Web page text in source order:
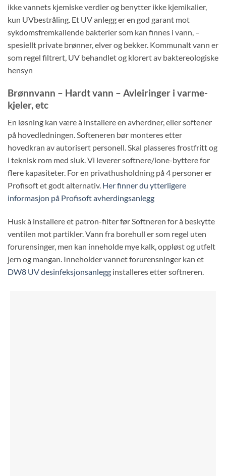
ikke vannets kjemiske verdier og benytter ikke kjemikalier,
kun UVbestråling. Et UV anlegg er en god garant mot
sykdomsfremkallende bakterier som kan finnes i vann, –
spesiellt private brønner, elver og bekker. Kommunalt vann er
som regel filtrert, UV behandlet og klorert av baktereologiske
hensyn
Brønnvann – Hardt vann – Avleiringer i varme-
kjeler, etc
En løsning kan være å installere en avherdner, eller softener
på hovedledningen. Softeneren bør monteres etter
hovedkran av autorisert personell. Skal plasseres frostfritt og
i teknisk rom med sluk. Vi leverer softnere/ione-byttere for
flere kapasiteter. For en privathusholdning på 4 personer er
Profisoft et godt alternativ. Her finner du ytterligere
informasjon på Profisoft avherdingsanlegg
Husk å installere et patron-filter før Softneren for å beskytte
ventilen mot partikler. Vann fra borehull er som regel uten
forurensinger, men kan inneholde mye kalk, oppløst og utfelt
jern og mangan. Inneholder vannet forurensninger kan et
DW8 UV desinfeksjonsanlegg installeres etter softneren.